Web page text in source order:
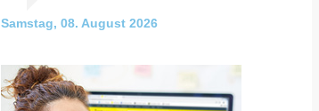
Samstag, 08. August 2026